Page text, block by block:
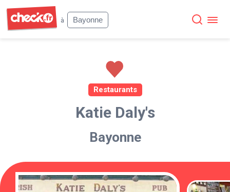
à
Bayonne
Restaurants
Katie Daly's
Bayonne